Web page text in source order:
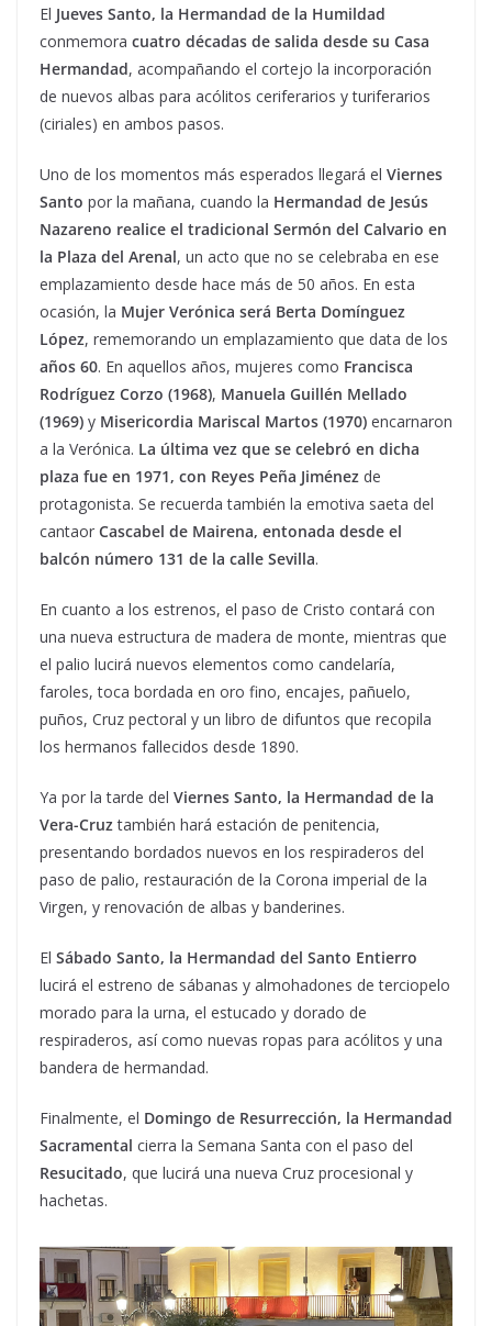
El Jueves Santo, la Hermandad de la Humildad
conmemora cuatro décadas de salida desde su Casa
Hermandad, acompañando el cortejo la incorporación
de nuevos albas para acólitos ceriferarios y turiferarios
(ciriales) en ambos pasos.
Uno de los momentos más esperados llegará el Viernes
Santo por la mañana, cuando la Hermandad de Jesús
Nazareno realice el tradicional Sermón del Calvario en
la Plaza del Arenal, un acto que no se celebraba en ese
emplazamiento desde hace más de 50 años. En esta
ocasión, la Mujer Verónica será Berta Domínguez
López, rememorando un emplazamiento que data de los
años 60. En aquellos años, mujeres como Francisca
Rodríguez Corzo (1968), Manuela Guillén Mellado
(1969) y Misericordia Mariscal Martos (1970) encarnaron
a la Verónica. La última vez que se celebró en dicha
plaza fue en 1971, con Reyes Peña Jiménez de
protagonista. Se recuerda también la emotiva saeta del
cantaor Cascabel de Mairena, entonada desde el
balcón número 131 de la calle Sevilla.
En cuanto a los estrenos, el paso de Cristo contará con
una nueva estructura de madera de monte, mientras que
el palio lucirá nuevos elementos como candelaría,
faroles, toca bordada en oro fino, encajes, pañuelo,
puños, Cruz pectoral y un libro de difuntos que recopila
los hermanos fallecidos desde 1890.
Ya por la tarde del Viernes Santo, la Hermandad de la
Vera-Cruztambién hará estación de penitencia,
presentando bordados nuevos en los respiraderos del
paso de palio, restauración de la Corona imperial de la
Virgen, y renovación de albas y banderines.
El Sábado Santo, la Hermandad del Santo Entierro
lucirá el estreno de sábanas y almohadones de terciopelo
morado para la urna, el estucado y dorado de
respiraderos, así como nuevas ropas para acólitos y una
bandera de hermandad.
Finalmente, el Domingo de Resurrección, la Hermandad
Sacramental cierra la Semana Santa con el paso del
Resucitado, que lucirá una nueva Cruz procesional y
hachetas.